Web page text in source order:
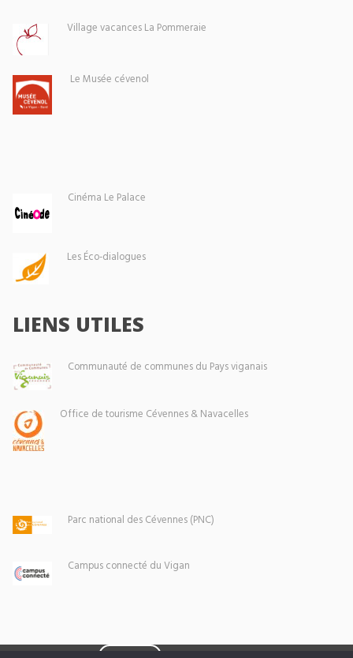
Village vacances La Pommeraie
Le Musée cévenol
Cinéma Le Palace
Les Éco-dialogues
LIENS UTILES
Communauté de communes du Pays viganais
Office de tourisme Cévennes & Navacelles
Parc national des Cévennes (PNC)
Campus connecté du Vigan